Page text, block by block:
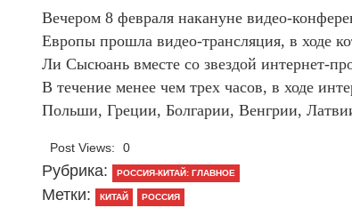
Вечером 8 февраля накануне видео-
Европы прошла видео-трансляция, в ходе
Ли Сысюань вместе со звездой интернет-
В течение менее чем трех часов, в ходе
Польши, Греции, Болгарии, Венгрии,
Post Views: 0
Рубрика: РОССИЯ-КИТАЙ: ГЛАВНОЕ
Метки: КИТАЙ РОССИЯ